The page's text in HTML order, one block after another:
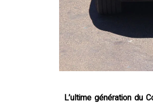
L’ultime génération du